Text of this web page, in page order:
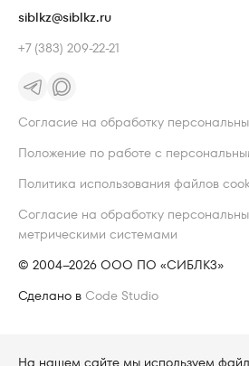
siblkz@siblkz.ru
+7 (383) 209-22-21
Согласие на обработку
Положение по работе с
Политика использования файлов
Согласие на обработку
метрическими системами
© 2004–2026 ООО ПО «СИБЛКЗ»
Сделано в Code Studio
На нашем сайте мы используем